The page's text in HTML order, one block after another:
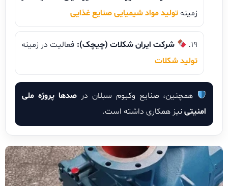
زمینه تولید مواد شیمیایی صنایع غذایی
شرکت ایران شکلات (چیچک): فعالیت در زمینه
تولید شکلات
همچنین، صنایع وکیوم سبلان درصدها پروژه ملی
امنیتینیز همکاری داشته است.